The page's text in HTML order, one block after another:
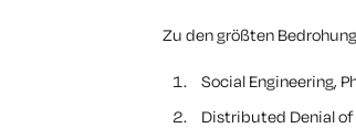
Zu den größten
Social Engineering,
Distributed Denial